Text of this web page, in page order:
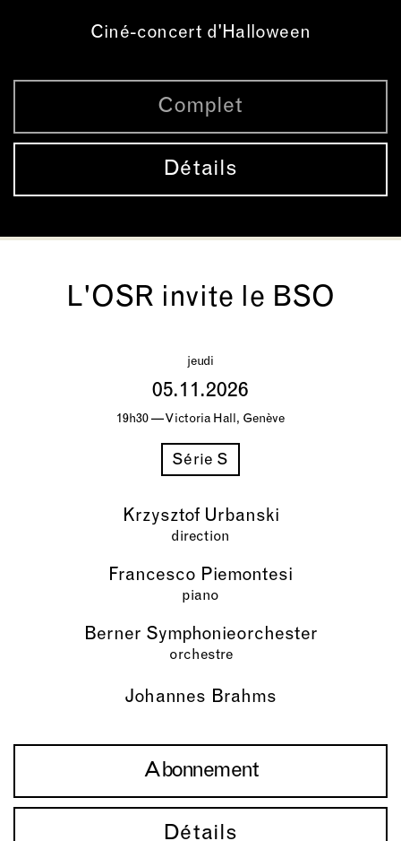
Complet
Détails
Ciné-concert d'Halloween
L'OSR invite le BSO
Abonnement
Détails
jeudi
05.11.2026
19h30 — Victoria Hall, Genève
Série S
Krzysztof Urbanski
direction
Francesco Piemontesi
piano
Berner Symphonieorchester
orchestre
Johannes Brahms